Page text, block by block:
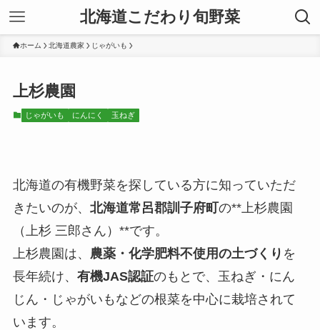
北海道こだわり旬野菜
ホーム 北海道農家 じゃがいも
上杉農園
じゃがいも にんにく 玉ねぎ
北海道の有機野菜を探している方に知っていただ
きたいのが、 北海道常呂郡訓子府町の**上杉農園
（上杉 三郎さん）**です。
上杉農園は、 農薬・化学肥料不使用の土づくり を
長年続け、 有機JAS認証のもとで、玉ねぎ・にん
じん・じゃがいもなどの根菜を中心に栽培されて
います。